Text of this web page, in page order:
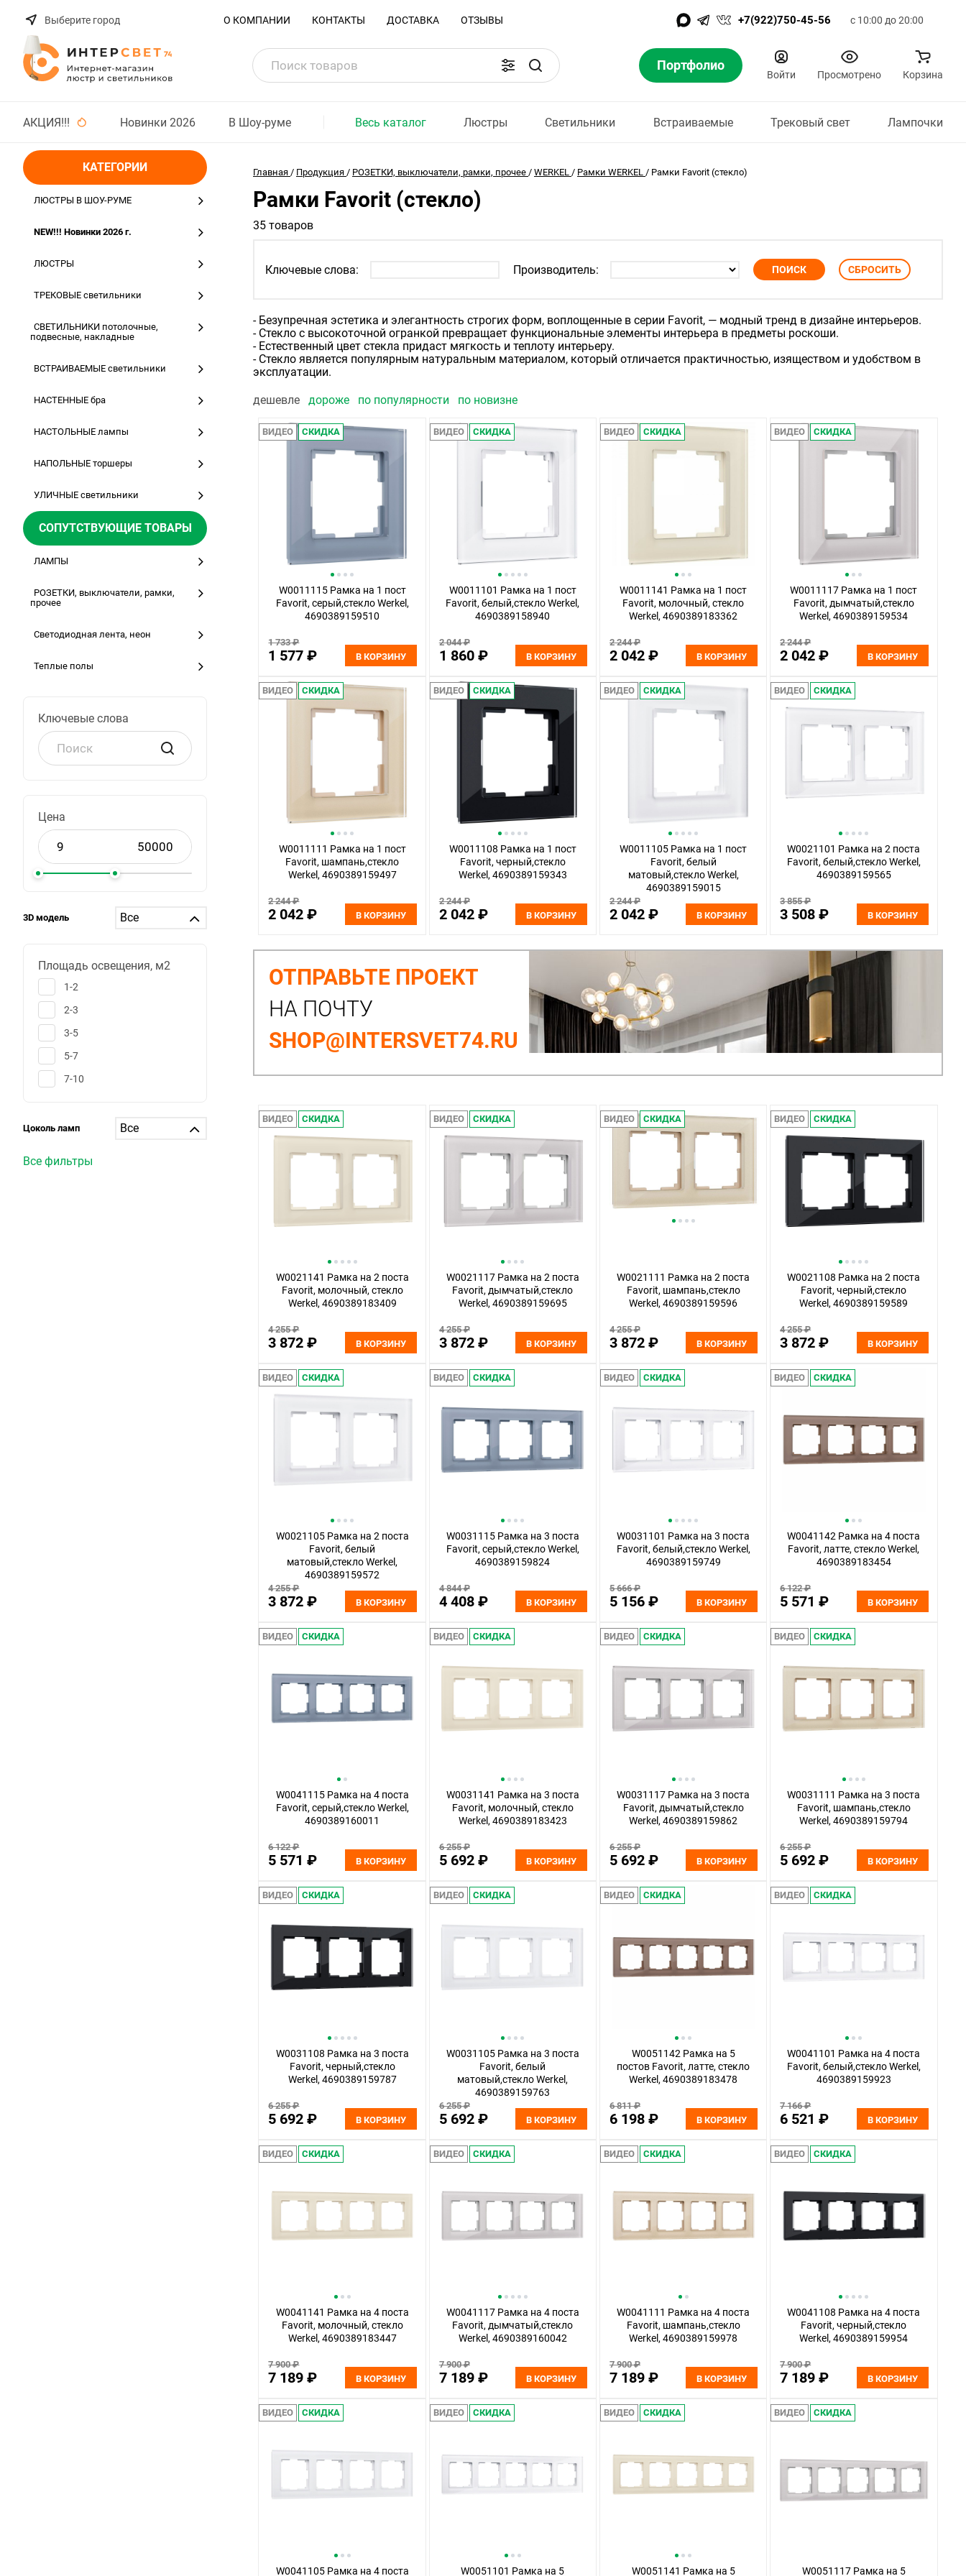
Выберите город О КОМПАНИИ КОНТАКТЫ ДОСТАВКА ОТЗЫВЫ +7(922)750-45-56 с 10:00 до 20:00
Портфолио
Войти Просмотрено Корзина
АКЦИЯ!!! Новинки 2026 В Шоу-руме Весь каталог Люстры Светильники Встраиваемые Трековый свет Лампочки
КАТЕГОРИИ
ЛЮСТРЫ В ШОУ-РУМЕ
NEW!!! Новинки 2026 г.
ЛЮСТРЫ
ТРЕКОВЫЕ светильники
СВЕТИЛЬНИКИ потолочные,
подвесные, накладные
ВСТРАИВАЕМЫЕ светильники
НАСТЕННЫЕ бра
НАСТОЛЬНЫЕ лампы
НАПОЛЬНЫЕ торшеры
УЛИЧНЫЕ светильники
СОПУТСТВУЮЩИЕ ТОВАРЫ
ЛАМПЫ
РОЗЕТКИ, выключатели, рамки,
прочее
Светодиодная лента, неон
Теплые полы
Ключевые слова
Цена
3D модель
Площадь освещения, м2
1-2
2-3
3-5
5-7
7-10
12-15
20-25
Цоколь ламп
Все фильтры
Главная / Продукция / РОЗЕТКИ, выключатели, рамки, прочее / WERKEL / Рамки WERKEL / Рамки Favorit (стекло)
Рамки Favorit (стекло)
35 товаров
Ключевые слова: Производитель:
- Безупречная эстетика и элегантность строгих форм, воплощенные в серии Favorit, — модный тренд в дизайне интерьеров.
- Стекло с высокоточной огранкой превращает функциональные элементы интерьера в предметы роскоши.
- Естественный цвет стекла придаст мягкость и теплоту интерьеру.
- Стекло является популярным натуральным материалом, который отличается практичностью, изяществом и удобством в
эксплуатации.
дешевле дороже по популярности по новизне
ВИДЕО СКИДКА
W0011115 Рамка на 1 пост
Favorit, серый,стекло Werkel,
4690389159510
1 733 ₽
1 577 ₽ В КОРЗИНУ
ВИДЕО СКИДКА
W0011101 Рамка на 1 пост
Favorit, белый,стекло Werkel,
4690389158940
2 044 ₽
1 860 ₽ В КОРЗИНУ
ВИДЕО СКИДКА
W0011141 Рамка на 1 пост
Favorit, молочный, стекло
Werkel, 4690389183362
2 244 ₽
2 042 ₽ В КОРЗИНУ
ВИДЕО СКИДКА
W0011117 Рамка на 1 пост
Favorit, дымчатый,стекло
Werkel, 4690389159534
2 244 ₽
2 042 ₽ В КОРЗИНУ
ВИДЕО СКИДКА
W0011111 Рамка на 1 пост
Favorit, шампань,стекло
Werkel, 4690389159497
2 244 ₽
2 042 ₽ В КОРЗИНУ
ВИДЕО СКИДКА
W0011108 Рамка на 1 пост
Favorit, черный,стекло
Werkel, 4690389159343
2 244 ₽
2 042 ₽ В КОРЗИНУ
ВИДЕО СКИДКА
W0011105 Рамка на 1 пост
Favorit, белый
матовый,стекло Werkel,
4690389159015
2 244 ₽
2 042 ₽ В КОРЗИНУ
ВИДЕО СКИДКА
W0021101 Рамка на 2 поста
Favorit, белый,стекло Werkel,
4690389159565
3 855 ₽
3 508 ₽ В КОРЗИНУ
ОТПРАВЬТЕ ПРОЕКТ
НА ПОЧТУ
SHOP@INTERSVET74.RU
ВИДЕО СКИДКА
W0021141 Рамка на 2 поста
Favorit, молочный, стекло
Werkel, 4690389183409
4 255 ₽
3 872 ₽ В КОРЗИНУ
ВИДЕО СКИДКА
W0021117 Рамка на 2 поста
Favorit, дымчатый,стекло
Werkel, 4690389159695
4 255 ₽
3 872 ₽ В КОРЗИНУ
ВИДЕО СКИДКА
W0021111 Рамка на 2 поста
Favorit, шампань,стекло
Werkel, 4690389159596
4 255 ₽
3 872 ₽ В КОРЗИНУ
ВИДЕО СКИДКА
W0021108 Рамка на 2 поста
Favorit, черный,стекло
Werkel, 4690389159589
4 255 ₽
3 872 ₽ В КОРЗИНУ
ВИДЕО СКИДКА
W0021105 Рамка на 2 поста
Favorit, белый
матовый,стекло Werkel,
4690389159572
4 255 ₽
3 872 ₽ В КОРЗИНУ
ВИДЕО СКИДКА
W0031115 Рамка на 3 поста
Favorit, серый,стекло Werkel,
4690389159824
4 844 ₽
4 408 ₽ В КОРЗИНУ
ВИДЕО СКИДКА
W0031101 Рамка на 3 поста
Favorit, белый,стекло Werkel,
4690389159749
5 666 ₽
5 156 ₽ В КОРЗИНУ
ВИДЕО СКИДКА
W0041142 Рамка на 4 поста
Favorit, латте, стекло Werkel,
4690389183454
6 122 ₽
5 571 ₽ В КОРЗИНУ
ВИДЕО СКИДКА
W0041115 Рамка на 4 поста
Favorit, серый,стекло Werkel,
4690389160011
6 122 ₽
5 571 ₽ В КОРЗИНУ
ВИДЕО СКИДКА
W0031141 Рамка на 3 поста
Favorit, молочный, стекло
Werkel, 4690389183423
6 255 ₽
5 692 ₽ В КОРЗИНУ
ВИДЕО СКИДКА
W0031117 Рамка на 3 поста
Favorit, дымчатый,стекло
Werkel, 4690389159862
6 255 ₽
5 692 ₽ В КОРЗИНУ
ВИДЕО СКИДКА
W0031111 Рамка на 3 поста
Favorit, шампань,стекло
Werkel, 4690389159794
6 255 ₽
5 692 ₽ В КОРЗИНУ
ВИДЕО СКИДКА
W0031108 Рамка на 3 поста
Favorit, черный,стекло
Werkel, 4690389159787
6 255 ₽
5 692 ₽ В КОРЗИНУ
ВИДЕО СКИДКА
W0031105 Рамка на 3 поста
Favorit, белый
матовый,стекло Werkel,
4690389159763
6 255 ₽
5 692 ₽ В КОРЗИНУ
ВИДЕО СКИДКА
W0051142 Рамка на 5
постов Favorit, латте, стекло
Werkel, 4690389183478
6 811 ₽
6 198 ₽ В КОРЗИНУ
ВИДЕО СКИДКА
W0041101 Рамка на 4 поста
Favorit, белый,стекло Werkel,
4690389159923
7 166 ₽
6 521 ₽ В КОРЗИНУ
ВИДЕО СКИДКА
W0041141 Рамка на 4 поста
Favorit, молочный, стекло
Werkel, 4690389183447
7 900 ₽
7 189 ₽ В КОРЗИНУ
ВИДЕО СКИДКА
W0041117 Рамка на 4 поста
Favorit, дымчатый,стекло
Werkel, 4690389160042
7 900 ₽
7 189 ₽ В КОРЗИНУ
ВИДЕО СКИДКА
W0041111 Рамка на 4 поста
Favorit, шампань,стекло
Werkel, 4690389159978
7 900 ₽
7 189 ₽ В КОРЗИНУ
ВИДЕО СКИДКА
W0041108 Рамка на 4 поста
Favorit, черный,стекло
Werkel, 4690389159954
7 900 ₽
7 189 ₽ В КОРЗИНУ
ВИДЕО СКИДКА
W0041105 Рамка на 4 поста
ВИДЕО СКИДКА
W0051101 Рамка на 5
ВИДЕО СКИДКА
W0051141 Рамка на 5
ВИДЕО СКИДКА
W0051117 Рамка на 5